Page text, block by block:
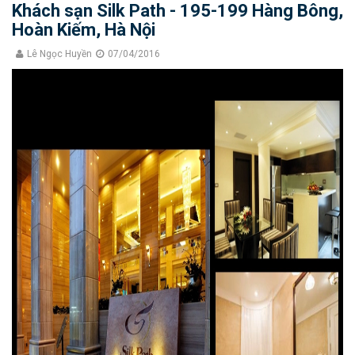
Khách sạn Silk Path - 195-199 Hàng Bông,
Hoàn Kiếm, Hà Nội
Lê Ngọc Huyền 07/04/2016